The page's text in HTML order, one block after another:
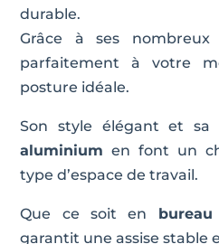
durable.
Grâce à ses nombreux
parfaitement à votre
posture idéale.
Son style élégant et sa
aluminium en font un
type d’espace de travail.
Que ce soit en
garantit une assise stable